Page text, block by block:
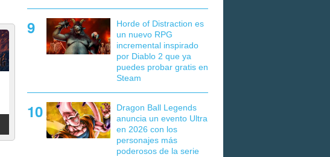
Horde of Distraction es
un nuevo RPG
incremental inspirado
por Diablo 2 que ya
puedes probar gratis en
Steam
Dragon Ball Legends
anuncia un evento Ultra
en 2026 con los
personajes más
poderosos de la serie